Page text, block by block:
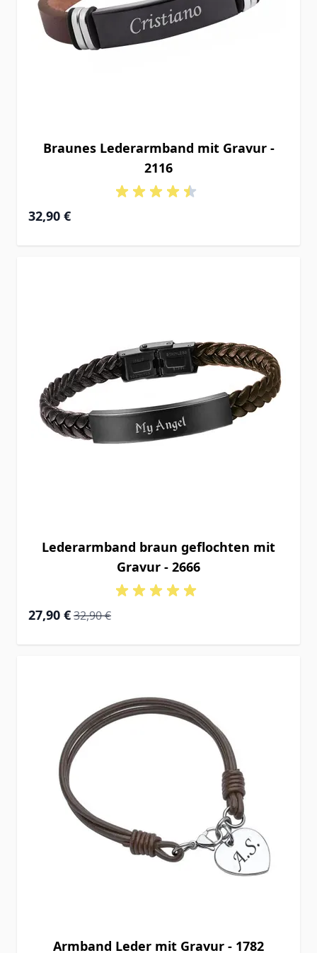
Braunes Lederarmband mit Gravur -
2116
32,90 €
Lederarmband braun geflochten mit
Gravur - 2666
Special Price
27,90 € Regular Price
32,90 €
Armband Leder mit Gravur - 1782